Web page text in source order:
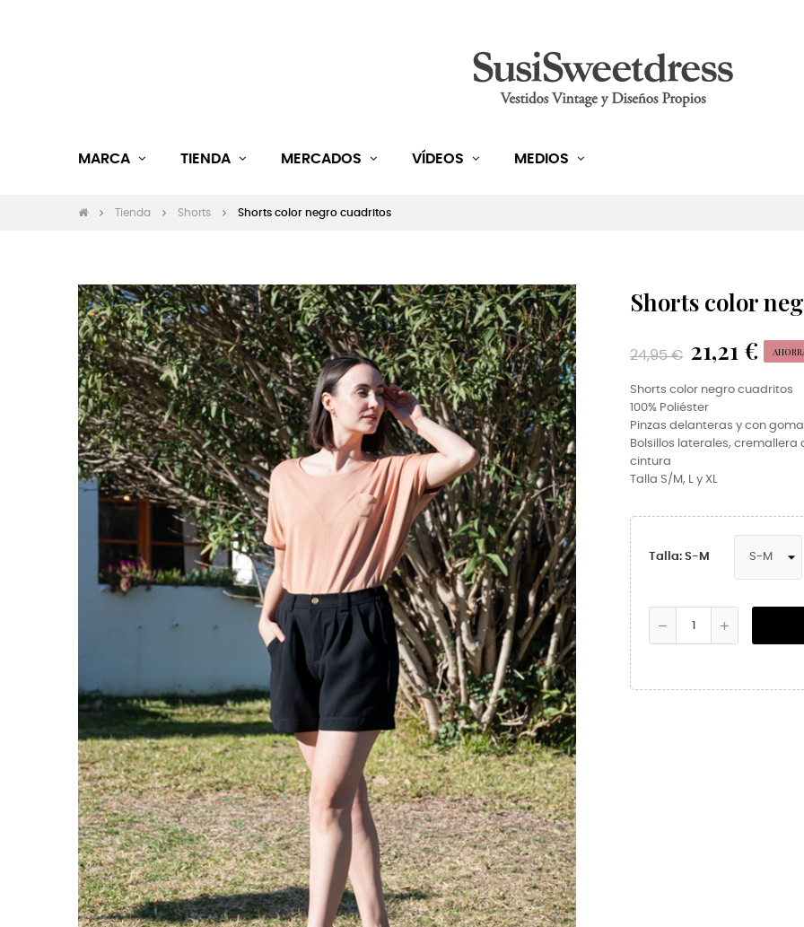
MARCA TIENDA MERCADOS VÍDEOS MEDIOS
Tienda Shorts Shorts color negro cuadritos
Shorts color
24,95 € 21,21 €
Shorts color negro cuadritos
100% Poliéster
Pinzas delanteras y con
Bolsillos laterales,
cintura
Talla S/M, L y XL
Talla: S-M